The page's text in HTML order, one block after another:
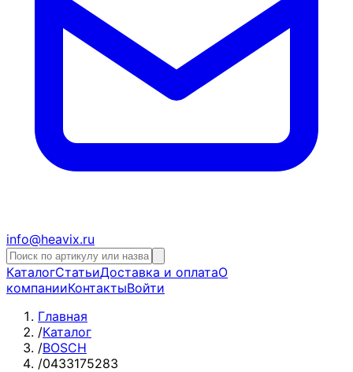
info@heavix.ru
КаталогСтатьиДоставка и оплатаО
компанииКонтактыВойти
Главная
/Каталог
/BOSCH
/0433175283